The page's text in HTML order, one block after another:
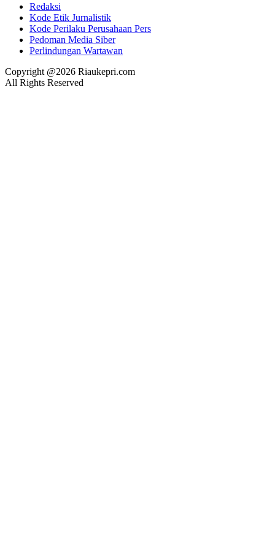
Redaksi
Kode Etik Jurnalistik
Kode Perilaku Perusahaan Pers
Pedoman Media Siber
Perlindungan Wartawan
Copyright @2026 Riaukepri.com
All Rights Reserved